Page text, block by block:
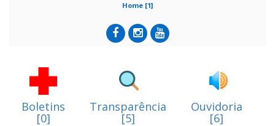
Home [1]
Boletins
[0]
Transparência
[5]
Ouvidoria
[6]